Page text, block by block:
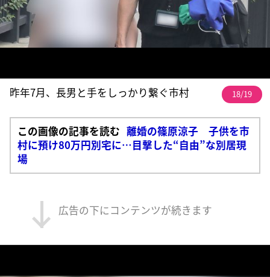
昨年7月、長男と手をしっかり繋ぐ市村 18/19
この画像の記事を読む 離婚の篠原涼子 子供を市
村に預け80万円別宅に…目撃した“自由”な別居現
場
広告の下にコンテンツが続きます